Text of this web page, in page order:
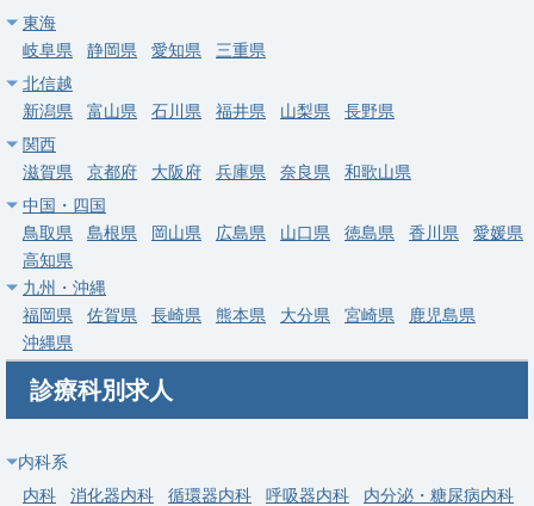
【横浜市緑区】一般内科／鴨居駅徒歩6分・オンコールなし／年
収1,200～1,800万円
求人病院名
募集科目 内科
勤務地 神奈川県 横浜市緑区
給与
常勤
【川崎市】内科系・一般健診＋外来【急募】60代前半まで検討
可・週5日1,300-1,500万円・溝の口駅徒歩5分・当直OCなし
求人病院名
非公開
募集科目
給与 年収 1,040万円 ～ 1,500万円
東海
岐阜県
静岡県 愛知県
三重県
北信越
新潟県
富山県 石川県 福井県 山梨県
長野県
関西
滋賀県
京都府 大阪府 兵庫県 奈良県
和歌山県
中国・四国
鳥取県
島根県 岡山県 広島県 山口県 徳島県 香川県
愛媛県
高知県
九州・沖縄
福岡県
佐賀県 長崎県 熊本県 大分県 宮崎県
鹿児島県
沖縄県
診療科別求人
内科系
内科
消化器内科 循環器内科 呼吸器内科
内分泌・糖尿病内科